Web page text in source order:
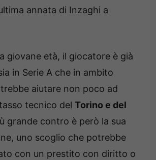
annata di Inzaghi a
giovane età, il giocatore è già
in Serie A che in ambito
aiutare non poco ad
tecnico del Torino e del
grande contro è però la sua
uno scoglio che potrebbe
con un prestito con diritto o